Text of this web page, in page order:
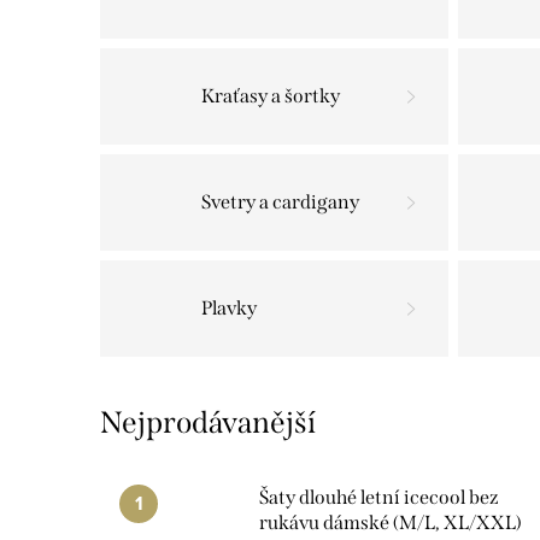
Kraťasy a šortky
Svetry a cardigany
Plavky
Nejprodávanější
Šaty dlouhé letní icecool bez
rukávu dámské (M/L, XL/XXL)